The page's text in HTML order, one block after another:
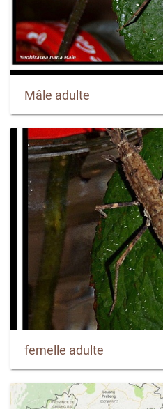
Mâle adulte
femelle adulte